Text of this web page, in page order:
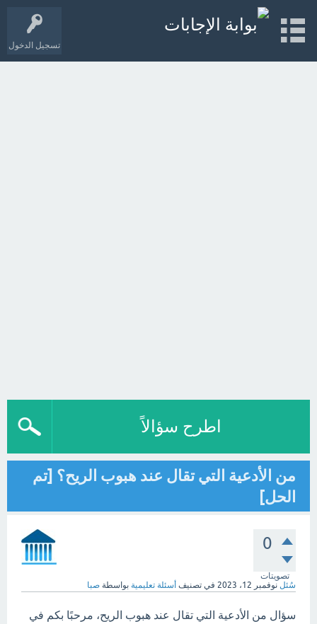
تسجيل الدخول
اطرح سؤالاً
من الأدعية التي تقال عند هبوب الريح؟ [تم
الحل]
0
تصويتات
سُئل نوفمبر 12، 2023 في تصنيف أسئلة تعليمية بواسطة صبا
سؤال من الأدعية التي تقال عند هبوب الريح، مرحبًا بكم في